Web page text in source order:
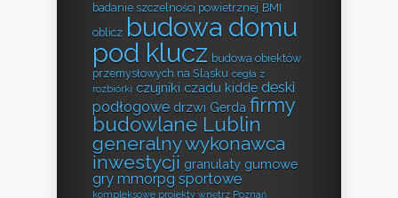
badanie szczelności powietrznej BMI
oblicz budowa domu
pod klucz budowa obiektów
przemysłowych na Śląsku cegła z
rozbiórki czujniki czadu kidde deski
podłogowe drzwi Gerda firmy
budowlane Lublin
generalny wykonawca
inwestycji granulaty gumowe
gry mmorpg sportowe
kompleksowe projekty wnętrz Poznań